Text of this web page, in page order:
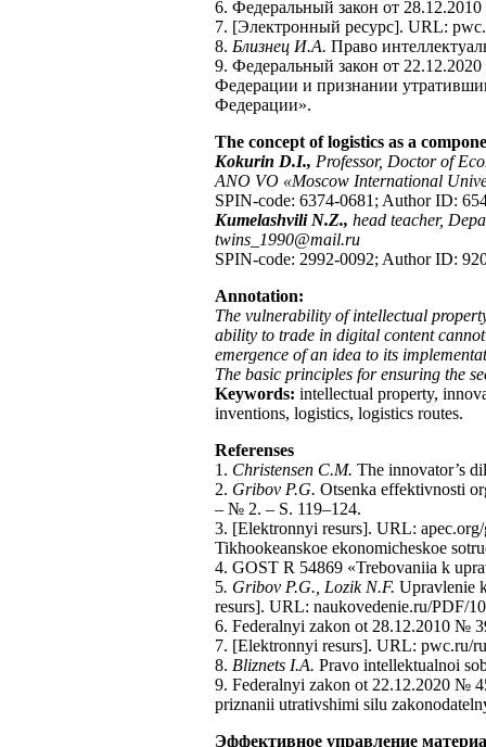
6. Федеральный закон от
7. [Электронный ресурс]. URL:
8. Близнец И.А. Право
9. Федеральный закон от
Федерации и признании
Федерации».
The concept of logistics as a
Kokurin D.I., Professor, Doctor of
ANO VO «Moscow International
SPIN-code: 6374-0681; Author ID:
Kumelashvili N.Z., head teacher,
twins_1990@mail.ru
SPIN-code: 2992-0092; Author ID:
Annotation:
The vulnerability of intellectual
ability to trade in digital content
emergence of an idea to its
The basic principles for ensuring the
Keywords: intellectual property,
inventions, logistics, logistics routes.
Referenses
1. Christensen C.M. The innovator’s
2. Gribov P.G. Otsenka effektivnosti
– № 2. – S. 119–124.
3. [Elektronnyi resurs]. URL:
Tikhookeanskoe ekonomicheskoe
4. GOST R 54869 «Trebovaniia k
5. Gribov P.G., Lozik N.F. Upravlenie
resurs]. URL: naukovedenie.ru/PDF/
6. Federalnyi zakon ot 28.12.2010 №
7. [Elektronnyi resurs]. URL: pwc.ru/
8. Bliznets I.A. Pravo intellektualnoi
9. Federalnyi zakon ot 22.12.2020 №
priznanii utrativshimi silu
Эффективное управление